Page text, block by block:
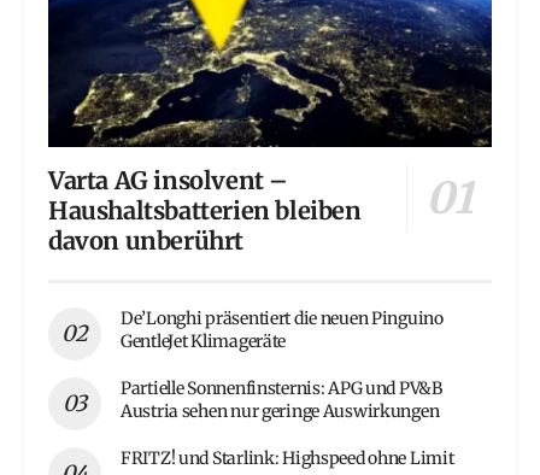
Varta AG insolvent –
Haushaltsbatterien bleiben
davon unberührt
De’Longhi präsentiert die neuen Pinguino
GentleJet Klimageräte
Partielle Sonnenfinsternis: APG und PV&B
Austria sehen nur geringe Auswirkungen
FRITZ! und Starlink: Highspeed ohne Limit